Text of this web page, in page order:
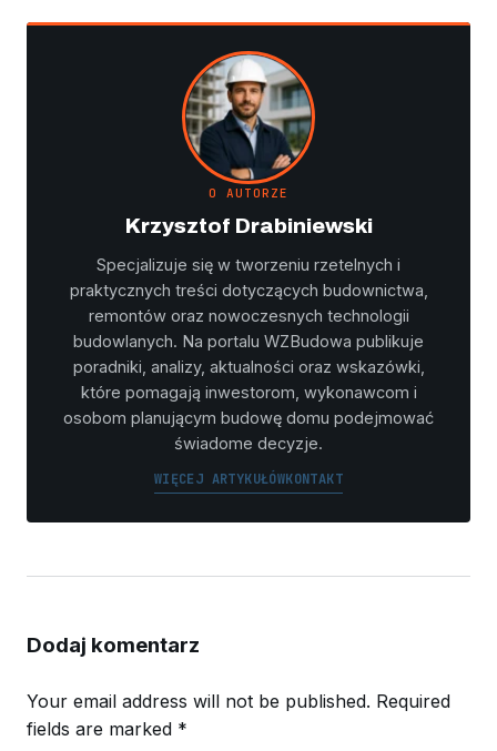
O AUTORZE
Krzysztof Drabiniewski
Specjalizuje się w tworzeniu rzetelnych i
praktycznych treści dotyczących budownictwa,
remontów oraz nowoczesnych technologii
budowlanych. Na portalu WZBudowa publikuje
poradniki, analizy, aktualności oraz wskazówki,
które pomagają inwestorom, wykonawcom i
osobom planującym budowę domu podejmować
świadome decyzje.
WIĘCEJ ARTYKUŁÓWKONTAKT
Dodaj komentarz
Your email address will not be published. Required
fields are marked *